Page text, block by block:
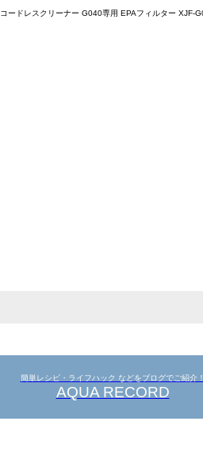
簡単レシピ・ライフハック などをブログでご紹介！
AQUA RECORD